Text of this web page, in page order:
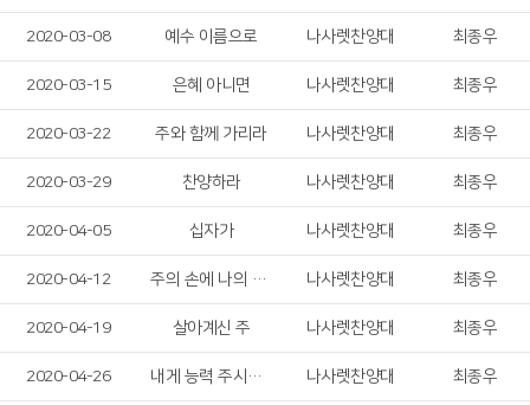
2020-03-08 예수 이름으로 나사렛찬양대 최종우
2020-03-15 은혜 아니면 나사렛찬양대 최종우
2020-03-22 주와 함께 가리라 나사렛찬양대 최종우
2020-03-29 찬양하라 나사렛찬양대 최종우
2020-04-05 십자가 나사렛찬양대 최종우
2020-04-12 주의 손에 나의 손을 포개고 나사렛찬양대 최종우
2020-04-19 살아계신 주 나사렛찬양대 최종우
2020-04-26 내게 능력 주시는 자 안에서 나사렛찬양대 최종우